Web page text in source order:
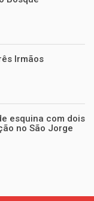
Irmãos
esquina com dois
no São Jorge